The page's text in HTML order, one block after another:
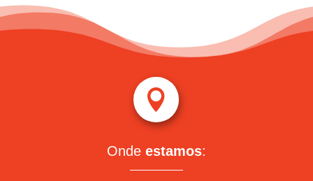

Onde estamos: